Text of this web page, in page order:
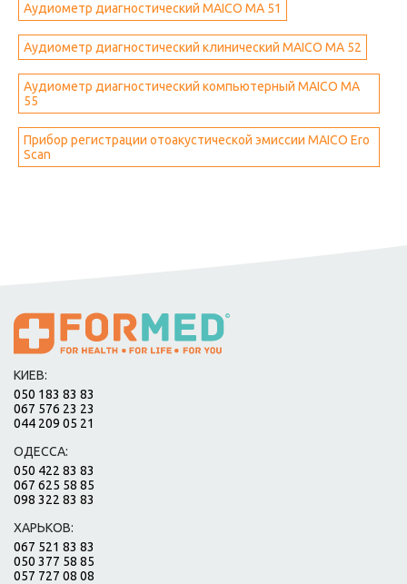
Аудиометр диагностический MAICO МА 51
Аудиометр диагностический клинический MAICO МА 52
Аудиометр диагностический компьютерный MAICO МА
55
Прибор регистрации отоакустической эмиссии MAICO Ero
Scan
КИЕВ:
050 183 83 83
067 576 23 23
044 209 05 21
ОДЕССА:
050 422 83 83
067 625 58 85
098 322 83 83
ХАРЬКОВ:
067 521 83 83
050 377 58 85
057 727 08 08